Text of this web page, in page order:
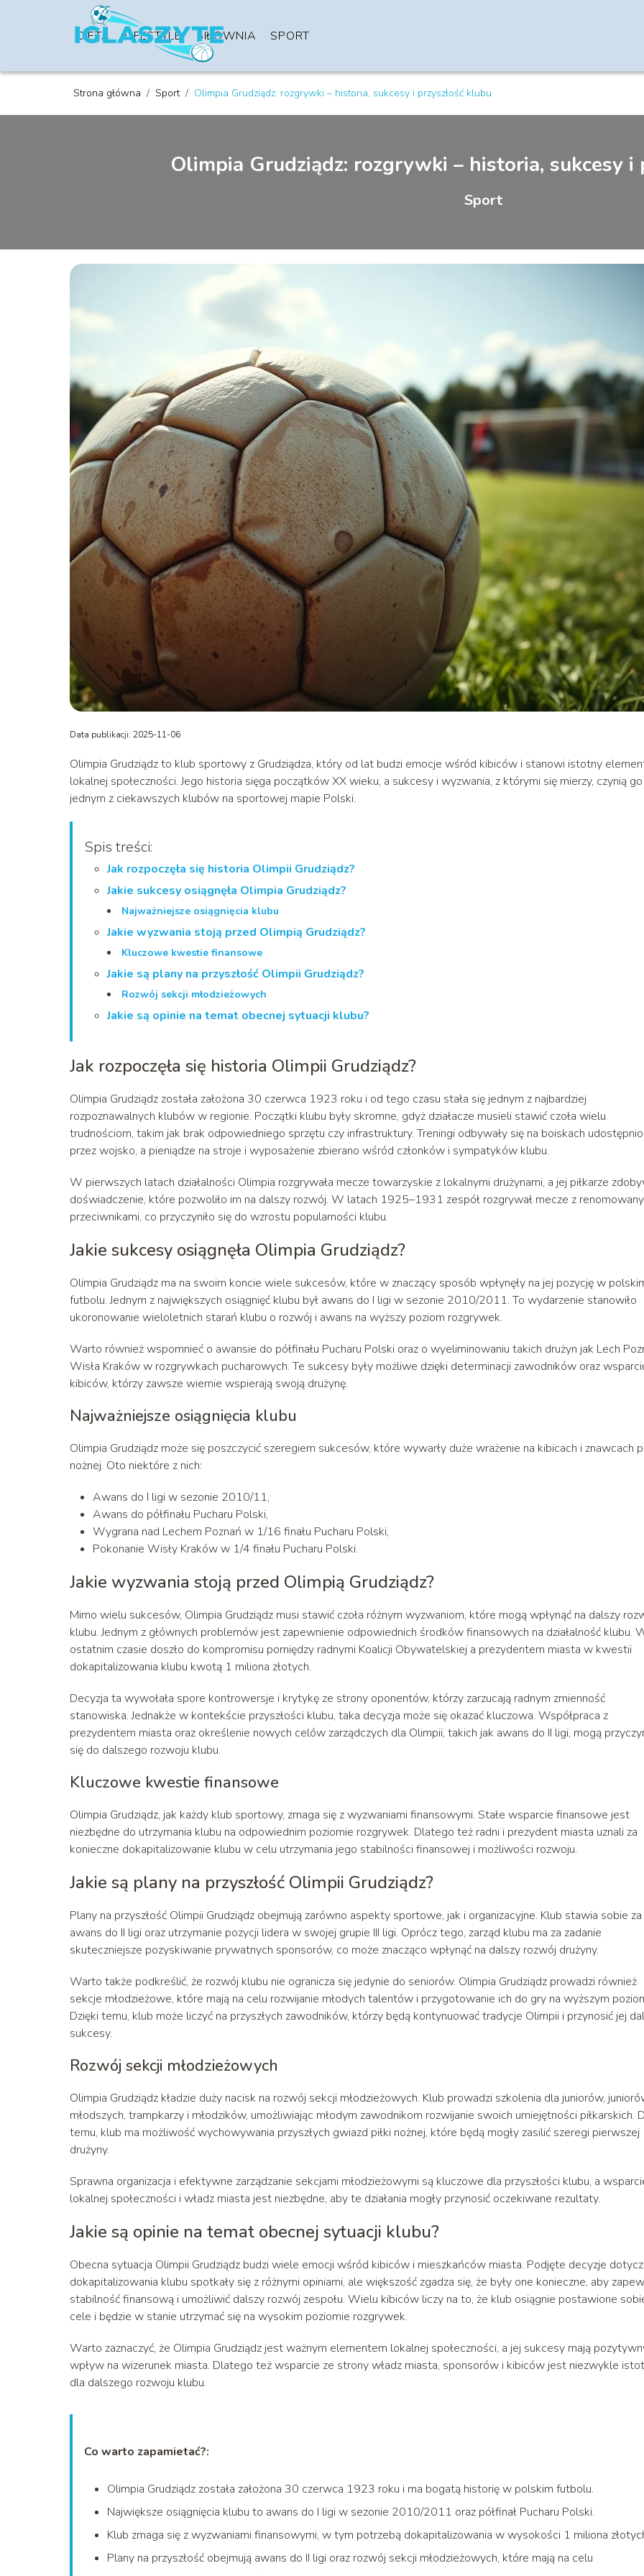
DIETA LIFESTYLE SIŁOWNIA SPORT
Strona główna / Sport / Olimpia Grudziądz: rozgrywki – historia, sukcesy i przyszłość klubu
Olimpia Grudziądz: rozgrywki – historia, sukcesy i
Sport
Data publikacji: 2025-11-06
Olimpia Grudziądz to klub sportowy z Grudziądza, który od lat budzi emocje wśród kibiców i stanowi istotny
lokalnej społeczności. Jego historia sięga początków XX wieku, a sukcesy i wyzwania, z którymi się mierzy, czynią go
jednym z ciekawszych klubów na sportowej mapie Polski.
Spis treści:
Jak rozpoczęła się historia Olimpii Grudziądz?
Jakie sukcesy osiągnęła Olimpia Grudziądz?
Najważniejsze osiągnięcia klubu
Jakie wyzwania stoją przed Olimpią Grudziądz?
Kluczowe kwestie finansowe
Jakie są plany na przyszłość Olimpii Grudziądz?
Rozwój sekcji młodzieżowych
Jakie są opinie na temat obecnej sytuacji klubu?
Jak rozpoczęła się historia Olimpii Grudziądz?
Olimpia Grudziądz została założona 30 czerwca 1923 roku i od tego czasu stała się jednym z najbardziej
rozpoznawalnych klubów w regionie. Początki klubu były skromne, gdyż działacze musieli stawić czoła wielu
trudnościom, takim jak brak odpowiedniego sprzętu czy infrastruktury. Treningi odbywały się na boiskach
przez wojsko, a pieniądze na stroje i wyposażenie zbierano wśród członków i sympatyków klubu.
W pierwszych latach działalności Olimpia rozgrywała mecze towarzyskie z lokalnymi drużynami, a jej piłkarze
doświadczenie, które pozwoliło im na dalszy rozwój. W latach 1925–1931 zespół rozgrywał mecze z
przeciwnikami, co przyczyniło się do wzrostu popularności klubu.
Jakie sukcesy osiągnęła Olimpia Grudziądz?
Olimpia Grudziądz ma na swoim koncie wiele sukcesów, które w znaczący sposób wpłynęły na jej pozycję w
futbolu. Jednym z największych osiągnięć klubu był awans do I ligi w sezonie 2010/2011. To wydarzenie stanowiło
ukoronowanie wieloletnich starań klubu o rozwój i awans na wyższy poziom rozgrywek.
Warto również wspomnieć o awansie do półfinału Pucharu Polski oraz o wyeliminowaniu takich drużyn jak Lech
Wisła Kraków w rozgrywkach pucharowych. Te sukcesy były możliwe dzięki determinacji zawodników oraz
kibiców, którzy zawsze wiernie wspierają swoją drużynę.
Najważniejsze osiągnięcia klubu
Olimpia Grudziądz może się poszczycić szeregiem sukcesów, które wywarły duże wrażenie na kibicach i znawcach
nożnej. Oto niektóre z nich:
Awans do I ligi w sezonie 2010/11,
Awans do półfinału Pucharu Polski,
Wygrana nad Lechem Poznań w 1/16 finału Pucharu Polski,
Pokonanie Wisły Kraków w 1/4 finału Pucharu Polski.
Jakie wyzwania stoją przed Olimpią Grudziądz?
Mimo wielu sukcesów, Olimpia Grudziądz musi stawić czoła różnym wyzwaniom, które mogą wpłynąć na dalszy
klubu. Jednym z głównych problemów jest zapewnienie odpowiednich środków finansowych na działalność klubu.
ostatnim czasie doszło do kompromisu pomiędzy radnymi Koalicji Obywatelskiej a prezydentem miasta w kwestii
dokapitalizowania klubu kwotą 1 miliona złotych.
Decyzja ta wywołała spore kontrowersje i krytykę ze strony oponentów, którzy zarzucają radnym zmienność
stanowiska. Jednakże w kontekście przyszłości klubu, taka decyzja może się okazać kluczowa. Współpraca z
prezydentem miasta oraz określenie nowych celów zarządczych dla Olimpii, takich jak awans do II ligi, mogą
się do dalszego rozwoju klubu.
Kluczowe kwestie finansowe
Olimpia Grudziądz, jak każdy klub sportowy, zmaga się z wyzwaniami finansowymi. Stałe wsparcie finansowe jest
niezbędne do utrzymania klubu na odpowiednim poziomie rozgrywek. Dlatego też radni i prezydent miasta uznali za
konieczne dokapitalizowanie klubu w celu utrzymania jego stabilności finansowej i możliwości rozwoju.
Jakie są plany na przyszłość Olimpii Grudziądz?
Plany na przyszłość Olimpii Grudziądz obejmują zarówno aspekty sportowe, jak i organizacyjne. Klub stawia sobie
awans do II ligi oraz utrzymanie pozycji lidera w swojej grupie III ligi. Oprócz tego, zarząd klubu ma za zadanie
skuteczniejsze pozyskiwanie prywatnych sponsorów, co może znacząco wpłynąć na dalszy rozwój drużyny.
Warto także podkreślić, że rozwój klubu nie ogranicza się jedynie do seniorów. Olimpia Grudziądz prowadzi również
sekcje młodzieżowe, które mają na celu rozwijanie młodych talentów i przygotowanie ich do gry na wyższym
Dzięki temu, klub może liczyć na przyszłych zawodników, którzy będą kontynuować tradycje Olimpii i przynosić jej
sukcesy.
Rozwój sekcji młodzieżowych
Olimpia Grudziądz kładzie duży nacisk na rozwój sekcji młodzieżowych. Klub prowadzi szkolenia dla juniorów,
młodszych, trampkarzy i młodzików, umożliwiając młodym zawodnikom rozwijanie swoich umiejętności piłkarskich.
temu, klub ma możliwość wychowywania przyszłych gwiazd piłki nożnej, które będą mogły zasilić szeregi pierwszej
drużyny.
Sprawna organizacja i efektywne zarządzanie sekcjami młodzieżowymi są kluczowe dla przyszłości klubu, a
lokalnej społeczności i władz miasta jest niezbędne, aby te działania mogły przynosić oczekiwane rezultaty.
Jakie są opinie na temat obecnej sytuacji klubu?
Obecna sytuacja Olimpii Grudziądz budzi wiele emocji wśród kibiców i mieszkańców miasta. Podjęte decyzje
dokapitalizowania klubu spotkały się z różnymi opiniami, ale większość zgadza się, że były one konieczne, aby
stabilność finansową i umożliwić dalszy rozwój zespołu. Wielu kibiców liczy na to, że klub osiągnie postawione
cele i będzie w stanie utrzymać się na wysokim poziomie rozgrywek.
Warto zaznaczyć, że Olimpia Grudziądz jest ważnym elementem lokalnej społeczności, a jej sukcesy mają
wpływ na wizerunek miasta. Dlatego też wsparcie ze strony władz miasta, sponsorów i kibiców jest niezwykle
dla dalszego rozwoju klubu.
Co warto zapamietać?:
Olimpia Grudziądz została założona 30 czerwca 1923 roku i ma bogatą historię w polskim futbolu.
Największe osiągnięcia klubu to awans do I ligi w sezonie 2010/2011 oraz półfinał Pucharu Polski.
Klub zmaga się z wyzwaniami finansowymi, w tym potrzebą dokapitalizowania w wysokości 1 miliona
Plany na przyszłość obejmują awans do II ligi oraz rozwój sekcji młodzieżowych, które mają na celu